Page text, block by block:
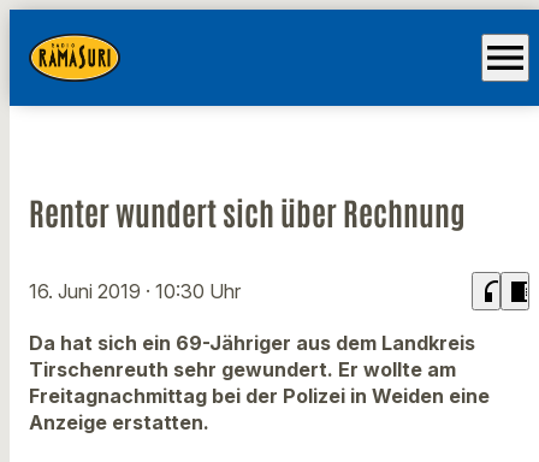
menu
Renter wundert sich über Rechnung
16. Juni 2019 · 10:30 Uhr headphones chrome_reader_mode
Da hat sich ein 69-Jähriger aus dem Landkreis
Tirschenreuth sehr gewundert. Er wollte am
Freitagnachmittag bei der Polizei in Weiden eine
Anzeige erstatten.